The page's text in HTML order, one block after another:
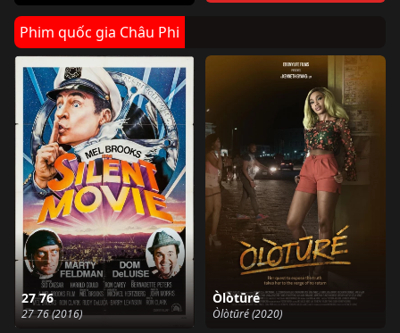
Phim quốc gia Châu Phi
27 76
27 76 (2016)
Òlòtūré
Òlòtūré (2020)